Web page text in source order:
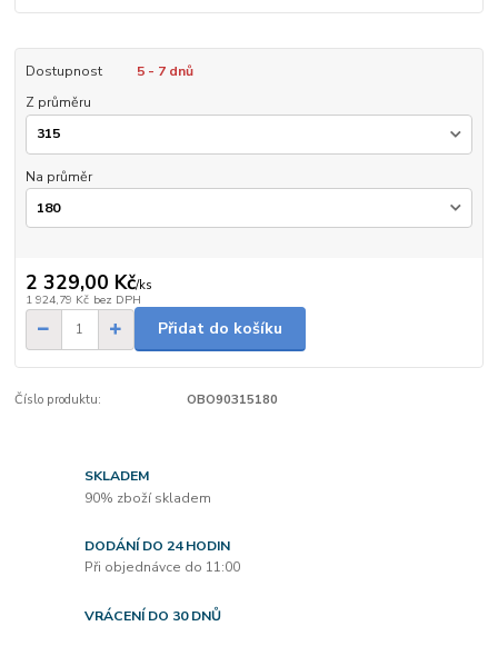
Dostupnost
5 - 7 dnů
Z průměru
Na průměr
2 329,00 Kč/ks
1 924,79 Kč bez DPH
Přidat do košíku
Číslo produktu: OBO90315180
SKLADEM
90% zboží skladem
DODÁNÍ DO 24 HODIN
Při objednávce do 11:00
VRÁCENÍ DO 30 DNŮ